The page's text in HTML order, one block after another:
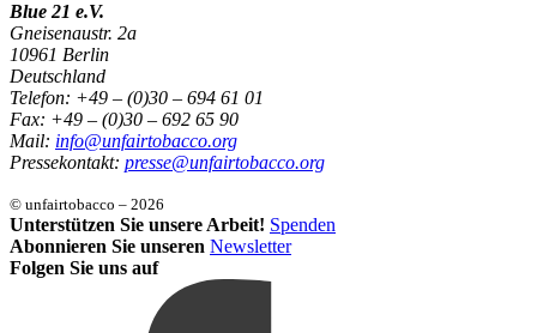
Blue 21 e.V.
Gneisenaustr. 2a
10961 Berlin
Deutschland
Telefon: +49 – (0)30 – 694 61 01
Fax: +49 – (0)30 – 692 65 90
Mail: info@unfairtobacco.org
Pressekontakt: presse@unfairtobacco.org
© unfairtobacco – 2026
Unterstützen Sie unsere Arbeit! Spenden
Abonnieren Sie unseren Newsletter
Folgen Sie uns auf